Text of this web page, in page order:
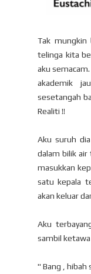
Tak
telinga kita
aku
akademik
sesetangah
Realiti !!
Aku suruh
dalam bilik air
masukkan
satu kepala
akan keluar
Aku
sambil
" Bang , hibah